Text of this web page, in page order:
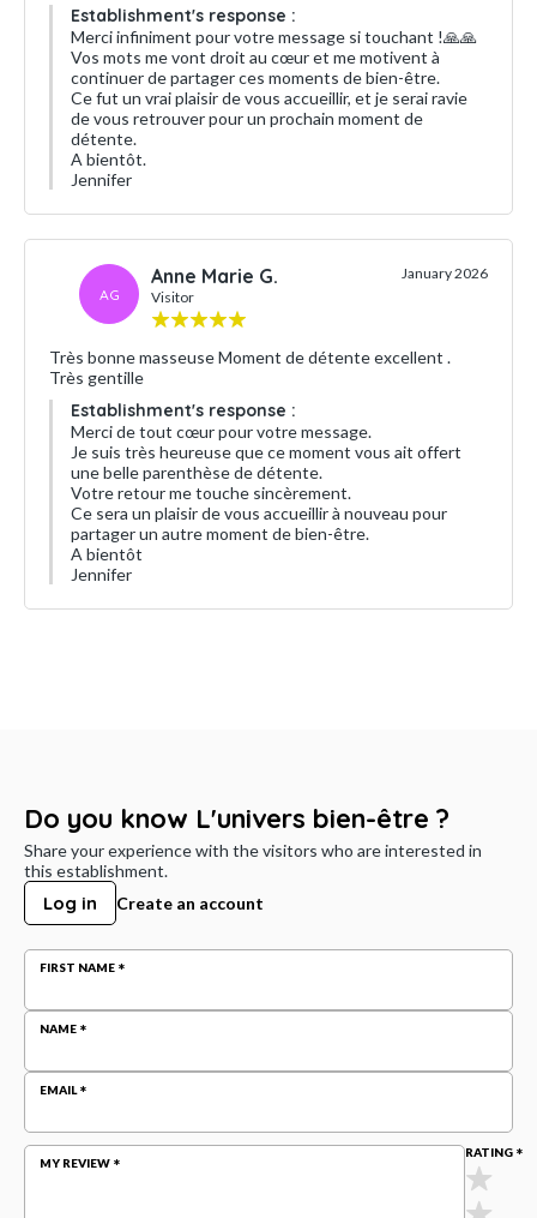
Establishment's response :
Merci infiniment pour votre message si touchant !🙏🙏
Vos mots me vont droit au cœur et me motivent à
continuer de partager ces moments de bien-être.
Ce fut un vrai plaisir de vous accueillir, et je serai ravie
de vous retrouver pour un prochain moment de
détente.
A bientôt.
Jennifer
AG
Anne Marie G.
Visitor
January 2026
Très bonne masseuse Moment de détente excellent .
Très gentille
Establishment's response :
Merci de tout cœur pour votre message.
Je suis très heureuse que ce moment vous ait offert
une belle parenthèse de détente.
Votre retour me touche sincèrement.
Ce sera un plaisir de vous accueillir à nouveau pour
partager un autre moment de bien-être.
A bientôt
Jennifer
Do you know L'univers bien-être ?
Share your experience with the visitors who are interested in
this establishment.
Log in Create an account
FIRST NAME
NAME
EMAIL
MY REVIEW
RATING